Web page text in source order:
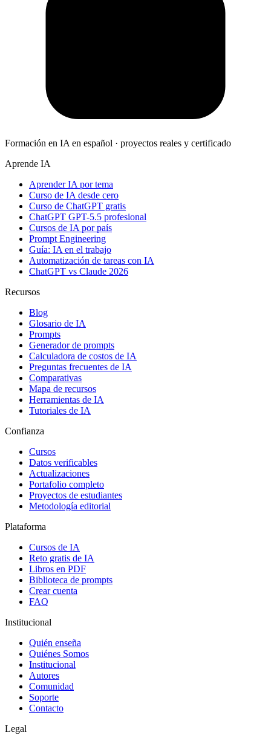
Formación en IA en español · proyectos reales y certificado
Aprende IA
Aprender IA por tema
Curso de IA desde cero
Curso de ChatGPT gratis
ChatGPT GPT-5.5 profesional
Cursos de IA por país
Prompt Engineering
Guía: IA en el trabajo
Automatización de tareas con IA
ChatGPT vs Claude 2026
Recursos
Blog
Glosario de IA
Prompts
Generador de prompts
Calculadora de costos de IA
Preguntas frecuentes de IA
Comparativas
Mapa de recursos
Herramientas de IA
Tutoriales de IA
Confianza
Cursos
Datos verificables
Actualizaciones
Portafolio completo
Proyectos de estudiantes
Metodología editorial
Plataforma
Cursos de IA
Reto gratis de IA
Libros en PDF
Biblioteca de prompts
Crear cuenta
FAQ
Institucional
Quién enseña
Quiénes Somos
Institucional
Autores
Comunidad
Soporte
Contacto
Legal